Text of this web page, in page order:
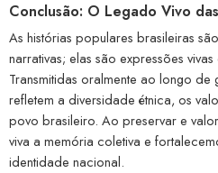
Conclusão: O Legado Vivo
As histórias populares brasileiras
narrativas; elas são expressões
Transmitidas oralmente ao longo de
refletem a diversidade étnica, os
povo brasileiro. Ao preservar e
viva a memória coletiva e
identidade nacional.